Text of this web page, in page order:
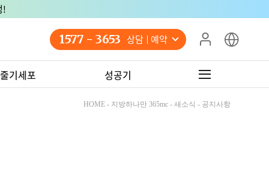
!
1577 - 3653 상담 예약
기세포 성공기
HOME - 지방하나만 365mc - 새소식 - 공지사항